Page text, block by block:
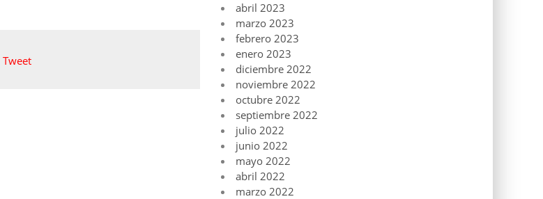
Tweet
abril 2023
marzo 2023
febrero 2023
enero 2023
diciembre 2022
noviembre 2022
octubre 2022
septiembre 2022
julio 2022
junio 2022
mayo 2022
abril 2022
marzo 2022